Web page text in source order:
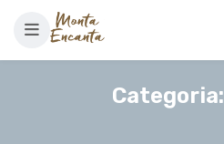
Categoria: